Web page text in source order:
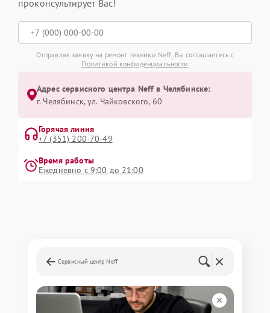
проконсультирует Вас!
Отправляя заявку на ремонт техники Neff, Вы соглашаетесь с
Политикой конфиденциальности
Адрес сервисного центра Neff в Челябинске:
г. Челябинск, ул. Чайковского, 60
Горячая линия
+7 (351) 200-70-49
Время работы
Ежедневно с 9:00 до 21:00
Сервисный центр Neff